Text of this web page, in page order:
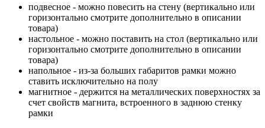
подвесное - можно повесить на стену (вертикально или
горизонтально смотрите дополнительно в описании
товара)
настольное - можно поставить на стол (вертикально или
горизонтально смотрите дополнительно в описании
товара)
напольное - из-за больших габаритов рамки можно
ставить исключительно на полу
магнитное - держится на металлических поверхностях за
счет свойств магнита, встроенного в заднюю стенку
рамки